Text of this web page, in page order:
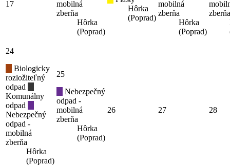
17
mobilná
zberňa
Hôrka
(Poprad)
Hôrka
(Poprad)
mobilná
zberňa
Hôrka
(Poprad)
zberňa
24
Biologicky
rozložiteľný
odpad
Komunálny
odpad
Nebezpečný
odpad -
mobilná
zberňa
Hôrka
(Poprad)
25
Nebezpečný
odpad -
mobilná
zberňa
Hôrka
(Poprad)
26 27 28